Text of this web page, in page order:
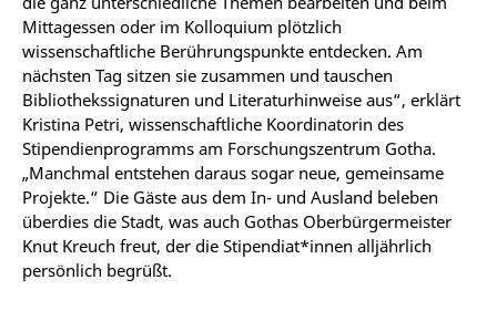
Mittagessen oder im Kolloquium plötzlich
wissenschaftliche Berührungspunkte entdecken. Am
nächsten Tag sitzen sie zusammen und tauschen
Bibliothekssignaturen und Literaturhinweise aus“, erklärt
Kristina Petri, wissenschaftliche Koordinatorin des
Stipendienprogramms am Forschungszentrum Gotha.
„Manchmal entstehen daraus sogar neue, gemeinsame
Projekte.“ Die Gäste aus dem In- und Ausland beleben
überdies die Stadt, was auch Gothas Oberbürgermeister
Knut Kreuch freut, der die Stipendiat*innen alljährlich
persönlich begrüßt.